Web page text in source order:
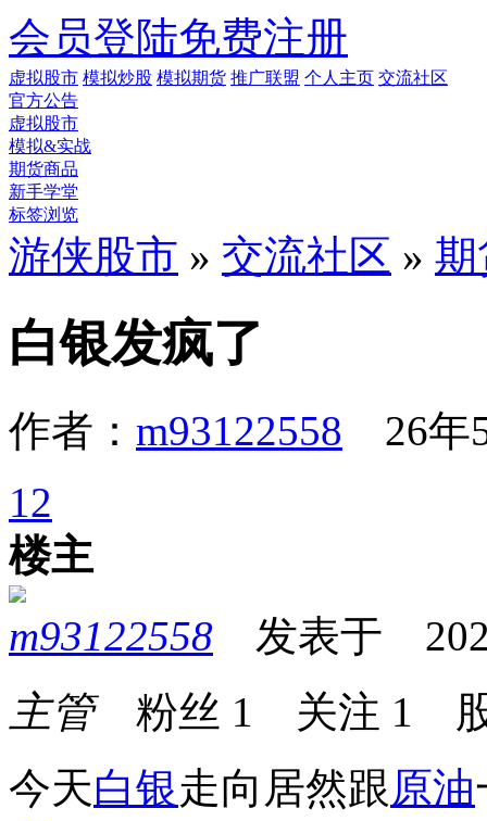
会员登陆免费注册
虚拟股市 模拟炒股 模拟期货 推广联盟 个人主页 交流社区
官方公告
虚拟股市
模拟&实战
期货商品
新手学堂
标签浏览
游侠股市 » 交流社区 » 期
白银发疯了
作者： m93122558 26年
12
楼主
m93122558 发表于
主管粉丝 1 关注 1
今天白银走向居然跟原油